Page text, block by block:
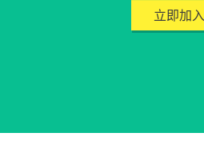
立即加入